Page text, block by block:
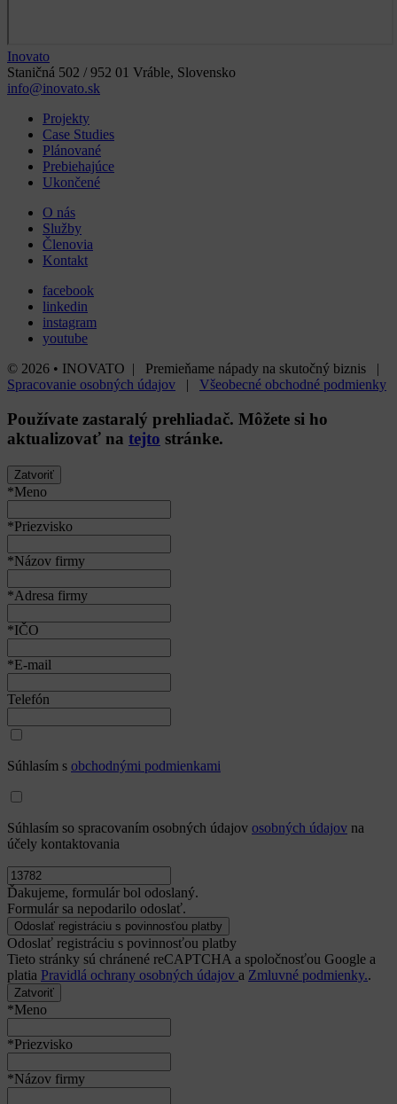
Inovato
Staničná 502 / 952 01 Vráble, Slovensko
info@inovato.sk
Projekty
Case Studies
Plánované
Prebiehajúce
Ukončené
O nás
Služby
Členovia
Kontakt
facebook
linkedin
instagram
youtube
© 2026 • INOVATO | Premieňame nápady na skutočný biznis |
Spracovanie osobných údajov | Všeobecné obchodné podmienky
Používate zastaralý prehliadač. Môžete si ho
aktualizovať na tejto stránke.
Zatvoriť
*Meno
*Priezvisko
*Názov firmy
*Adresa firmy
*IČO
*E-mail
Telefón
Súhlasím s obchodnými podmienkami
Súhlasím so spracovaním osobných údajov osobných údajov na
účely kontaktovania
Ďakujeme, formulár bol odoslaný.
Formulár sa nepodarilo odoslať.
Odoslať registráciu s povinnosťou platby
Tieto stránky sú chránené reCAPTCHA a spoločnosťou Google a
platia Pravidlá ochrany osobných údajov a Zmluvné podmienky..
Zatvoriť
*Meno
*Priezvisko
*Názov firmy